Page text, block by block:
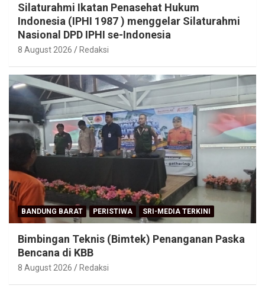
Silaturahmi Ikatan Penasehat Hukum
Indonesia (IPHI 1987 ) menggelar Silaturahmi
Nasional DPD IPHI se-Indonesia
8 August 2026 Redaksi
BANDUNG BARAT PERISTIWA SRI-MEDIA TERKINI
Bimbingan Teknis (Bimtek) Penanganan Paska
Bencana di KBB
8 August 2026 Redaksi